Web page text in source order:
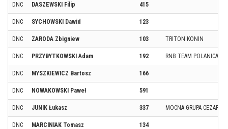
DNC DASZEWSKI Filip 415
DNC SYCHOWSKI Dawid 123
DNC ZARODA Zbigniew 103 TRITON KONIN
DNC PRZYBYTKOWSKI Adam 192 RNB TEAM POLANICA
DNC MYSZKIEWICZ Bartosz 166
DNC NOWAKOWSKI Paweł 591
DNC JUNIK Łukasz 337 MOCNA GRUPA CEZARA
DNC MARCINIAK Tomasz 134